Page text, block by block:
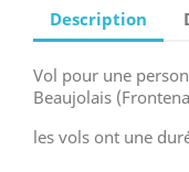
Description
Vol pour une
Beaujolais
les vols ont une